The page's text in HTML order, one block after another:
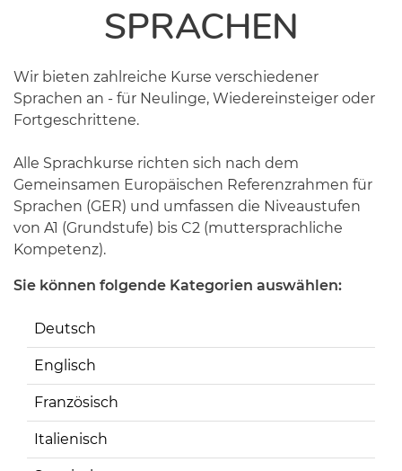
SPRACHEN
Wir bieten zahlreiche Kurse verschiedener
Sprachen an - für Neulinge, Wiedereinsteiger oder
Fortgeschrittene.
Alle Sprachkurse richten sich nach dem
Gemeinsamen Europäischen Referenzrahmen für
Sprachen (GER) und umfassen die Niveaustufen
von A1 (Grundstufe) bis C2 (muttersprachliche
Kompetenz).
Sie können folgende Kategorien auswählen:
Deutsch
Englisch
Französisch
Italienisch